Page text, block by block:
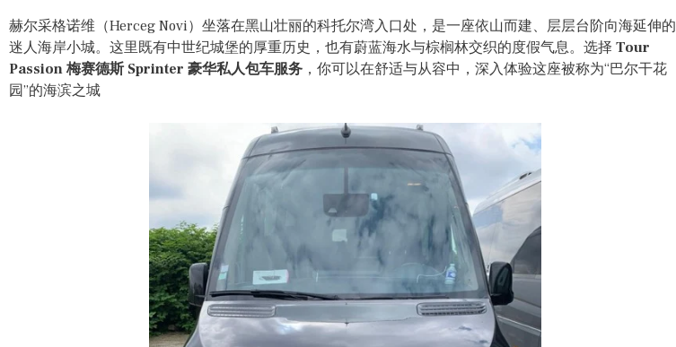
赫尔采格诺维（Herceg Novi）坐落在黑山壮丽的科托尔湾入口处，是一座依山而建、层层台阶向海延伸的
迷人海岸小城。这里既有中世纪城堡的厚重历史，也有蔚蓝海水与棕榈林交织的度假气息。选择 Tour
Passion 梅赛德斯 Sprinter 豪华私人包车服务 ，你可以在舒适与从容中，深入体验这座被称为“巴尔干花
园”的海滨之城